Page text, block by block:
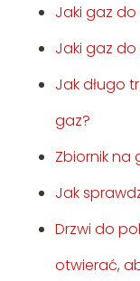
Jaki gaz
Jaki gaz do
Jak długo
gaz?
Zbiornik na
Jak
Drzwi do
otwierać,